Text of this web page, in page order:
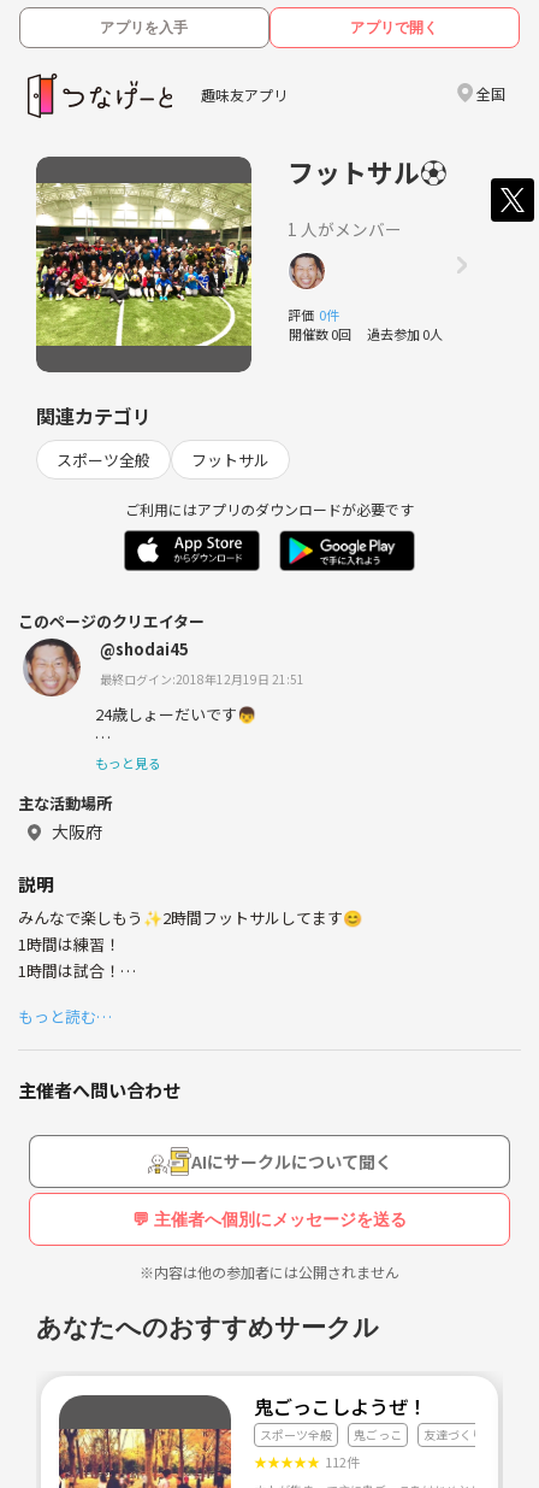
アプリを入手 アプリで開く
趣味友アプリ 全国
フットサル⚽️
1 人がメンバー
評価 0件
開催数 0回 過去参加 0人
関連カテゴリ
スポーツ全般 フットサル
ご利用にはアプリのダウンロードが必要です
このページのクリエイター
@shodai45
最終ログイン:2018年12月19日 21:51
24歳しょーだいです👦
サッカーやってました⚽️
最近はフットサルしてて、是非皆さんフットサル一緒にや
りましょう🔥
もっと見る
主な活動場所
大阪府
説明
みんなで楽しもう✨2時間フットサルしてます😊
1時間は練習！
1時間は試合！
【サークル設立の想い】
友達と参加もOK🙆
1人での参加もOK🙆
最高に盛り上がるフットサルです😆✨
初心者、経験者で別れてゲームもしますので、
みんなで楽しめます☺️
最近ゲーム中、初心者側の応援が
面白いことになってます🤣
💠日時
12月22日 12:00〜14:00
フットサル終わったあとは、、、
みんなでご飯行きます🤩🤩🍴
色んな人とお話しできたらいいなと思ってます😊
そちらも是非参加待ってます！！
もっと読む…
主催者へ問い合わせ
AIにサークルについて聞く
💬 主催者へ個別にメッセージを送る
※内容は他の参加者には公開されません
あなたへのおすすめサークル
鬼ごっこしようぜ！
スポーツ全般 鬼ごっこ 友達づくり
★★★★★ 112件